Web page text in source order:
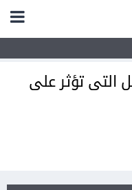
التى تؤثر على